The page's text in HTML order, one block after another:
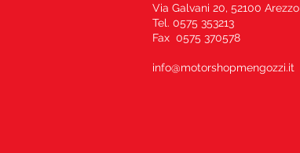
Via Galvani 20, 52100 Arezzo
Tel. 0575 353213
Fax 0575 370578
info@motorshopmengozzi.it